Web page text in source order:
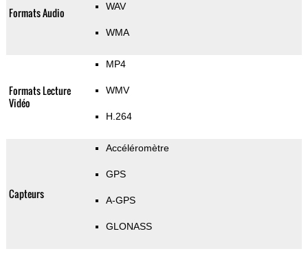
Formats Audio WAV
WMA
Formats Lecture
Vidéo
MP4
WMV
H.264
Capteurs
Accéléromètre
GPS
A-GPS
GLONASS